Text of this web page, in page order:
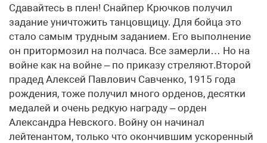
Сдавайтесь в плен! Снайпер Крючков получил
задание уничтожить танцовщицу. Для бойца это
стало самым трудным заданием. Его выполнение
он притормозил на полчаса. Все замерли… Но на
войне как на войне – по приказу стреляют.Второй
прадед Алексей Павлович Савченко, 1915 года
рождения, тоже получил много орденов, десятки
медалей и очень редкую награду – орден
Александра Невского. Войну он начинал
лейтенантом, только что окончившим ускоренный